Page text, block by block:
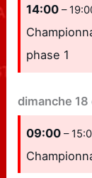
14:00–
phase 1
dimanche 18
09:00–